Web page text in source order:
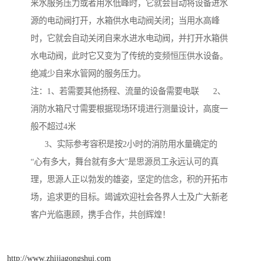
来水服务压力或者用水低峰时，它就会自动将设备进水
源的电动阀打开，水箱供水电动阀关闭；当用水高峰
时，它就会自动关闭自来水进水电动阀，并打开水箱供
水电动阀，此时它又变为了传统的变频恒压供水设备。
绝减少自来水管网的服务压力。
注：1、若需要其他扬程、流量的设备需要电联 2、
消防水箱尺寸需要根据现场环境进行测量设计，高度一
般不超过4米
3、实际参考容积是按2小时的消防用水量确定的
“心有多大，舞台就有多大”是思源员工永远认可的真
理，思源人正以勃发的雄姿，坚定的信念，积的开拓市
场，追求更的目标。竭诚欢迎社会各界人士及广大新老
客户光临惠顾，携手合作，共创辉煌！
http://www.zhijiagongshui.com